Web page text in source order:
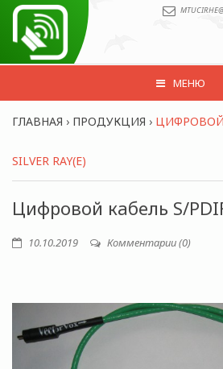
МЕНЮ
ГЛАВНАЯ › ПРОДУКЦИЯ › ЦИФРОВОЙ
SILVER RAY(Е)
Цифровой кабель S/
10.10.2019 Комментарии (0)